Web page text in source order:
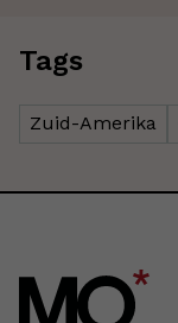
Tags
Zuid-Amerika